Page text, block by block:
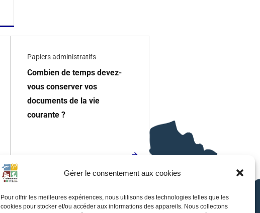
Gérer le consentement aux cookies
Pour offrir les meilleures expériences, nous utilisons des technologies telles que les
cookies pour stocker et/ou accéder aux informations des appareils. Nous collectons
Papiers administratifs
Combien de temps devez-
vous conserver vos
documents de la vie
courante ?